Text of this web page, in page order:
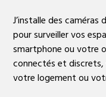
J’installe des
pour surveiller vos
smartphone ou votre
connectés et
votre logement ou